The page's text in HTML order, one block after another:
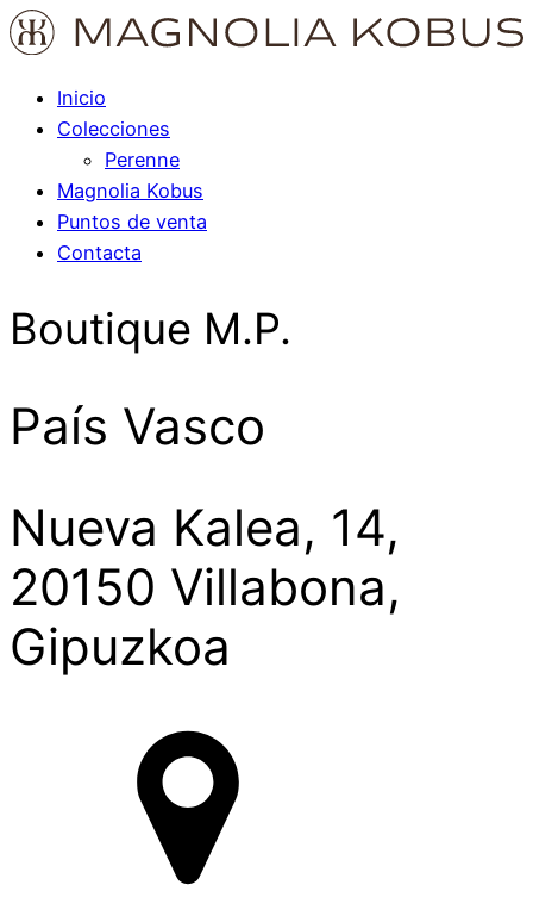
Inicio
Colecciones
Perenne
Magnolia Kobus
Puntos de venta
Contacta
Boutique M.P.
País Vasco
Nueva Kalea, 14,
20150 Villabona,
Gipuzkoa